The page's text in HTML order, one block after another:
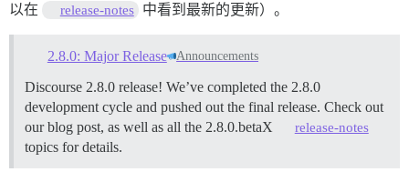
以在
release-notes 中看到最新的更新）。
2.8.0: Major Release Announcements
Discourse 2.8.0 release! We’ve completed the 2.8.0
development cycle and pushed out the final release. Check out
our blog post, as well as all the 2.8.0.betaX
release-notes
topics for details.